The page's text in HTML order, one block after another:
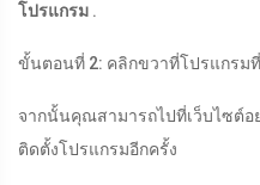
โปรแกรม .
ขั้นตอนที่ 2: คลิกขวาที่โปรแกรม
จากนั้นคุณสามารถไปที่เว็บไซต์อ
ติดตั้งโปรแกรมอีกครั้ง